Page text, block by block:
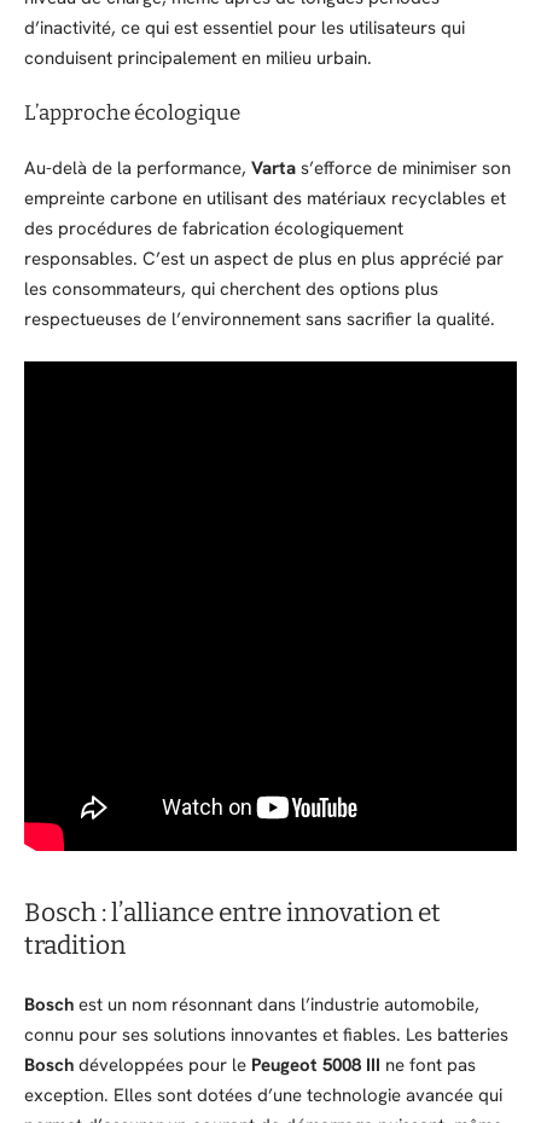
d’inactivité, ce qui est essentiel pour les utilisateurs qui
conduisent principalement en milieu urbain.
L’approche écologique
Au-delà de la performance, Varta s’efforce de minimiser son
empreinte carbone en utilisant des matériaux recyclables et
des procédures de fabrication écologiquement
responsables. C’est un aspect de plus en plus apprécié par
les consommateurs, qui cherchent des options plus
respectueuses de l’environnement sans sacrifier la qualité.
Bosch : l’alliance entre innovation et
tradition
Bosch est un nom résonnant dans l’industrie automobile,
connu pour ses solutions innovantes et fiables. Les batteries
Bosch développées pour le Peugeot 5008 III ne font pas
exception. Elles sont dotées d’une technologie avancée qui